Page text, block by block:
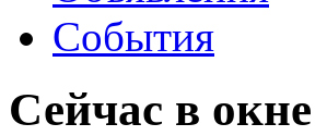
События
Сейчас в окне